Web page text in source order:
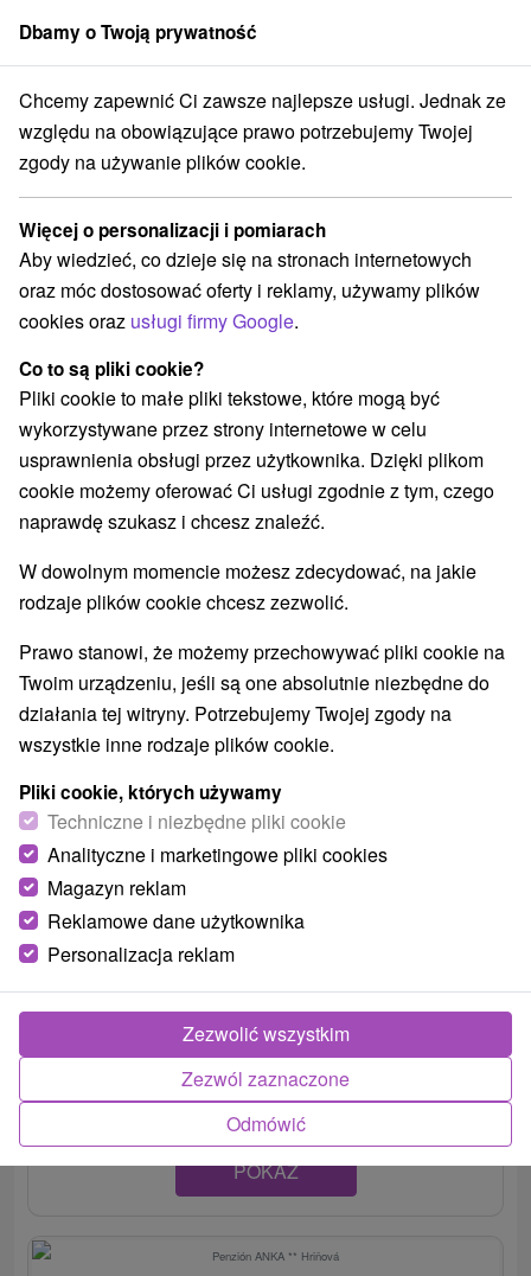
członek grupySorger
Penzióny Stredné Slovensko Banskobystrický kraj Hriňová
Najlepsze opinie penzióny Hriňová
Kategorie
Wszystkie kategorie
Apartmány(1)
Chaty na prenájom(4) Penzióny
Wybierz lokalizację lub datę
NAJTAŃSZE NAJDROŻSZE NA PODSTAWIE OCENY
Penzión Anka★★Hriňová
Hriňová
Penzión Anka ** je rodinné zariadenie situované priamo v
centre mesta Hriňová, na úpätí...
POKAZ
Dbamy o Twoją prywatność
Chcemy zapewnić Ci zawsze najlepsze usługi. Jednak ze
względu na obowiązujące prawo potrzebujemy Twojej
zgody na używanie plików cookie.
Więcej o personalizacji i pomiarach
Aby wiedzieć, co dzieje się na stronach internetowych
oraz móc dostosować oferty i reklamy, używamy plików
cookies oraz usługi firmy Google.
Co to są pliki cookie?
Pliki cookie to małe pliki tekstowe, które mogą być
wykorzystywane przez strony internetowe w celu
usprawnienia obsługi przez użytkownika. Dzięki plikom
cookie możemy oferować Ci usługi zgodnie z tym, czego
naprawdę szukasz i chcesz znaleźć.
W dowolnym momencie możesz zdecydować, na jakie
rodzaje plików cookie chcesz zezwolić.
Prawo stanowi, że możemy przechowywać pliki cookie na
Twoim urządzeniu, jeśli są one absolutnie niezbędne do
działania tej witryny. Potrzebujemy Twojej zgody na
wszystkie inne rodzaje plików cookie.
Pliki cookie, których używamy
Techniczne i niezbędne pliki cookie
Analityczne i marketingowe pliki cookies
Magazyn reklam
Reklamowe dane użytkownika
Personalizacja reklam
Odmówić
Zezwól zaznaczone
Zezwolić wszystkim